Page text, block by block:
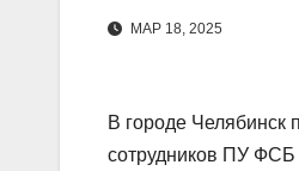
МАР 18, 2025
В городе
сотрудников ПУ